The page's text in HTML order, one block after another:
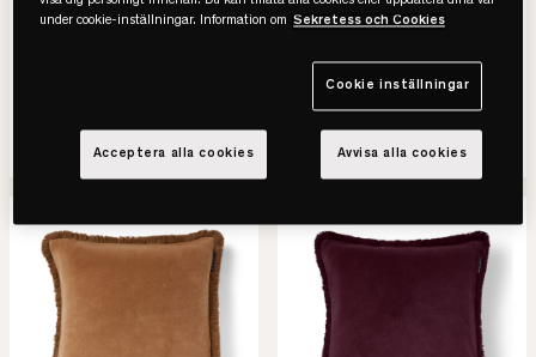
SE VARIANTER
mjuk känsla och ett avslappnat
SE VARIANTER
under cookie-inställningar. Information om Sekretess och Cookies
Cookie inställningar
Avvisa alla cookies
Acceptera alla cookies